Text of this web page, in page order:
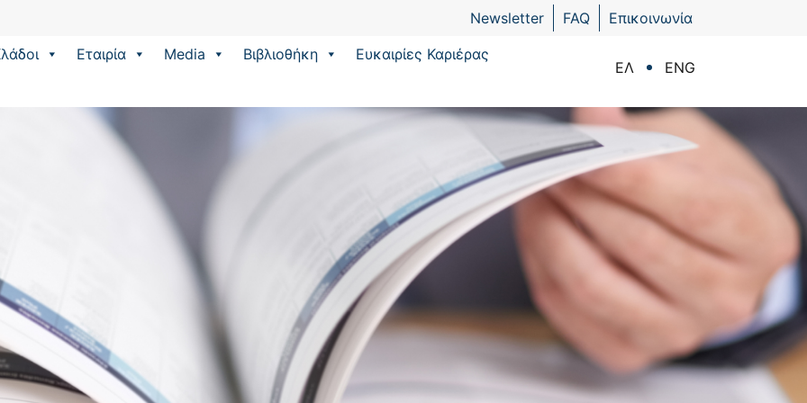
Newsletter FAQ Επικοινωνία
Εταιρία Media Βιβλιοθήκη Eυκαιρίες Καριέρας
ΕΛ ENG